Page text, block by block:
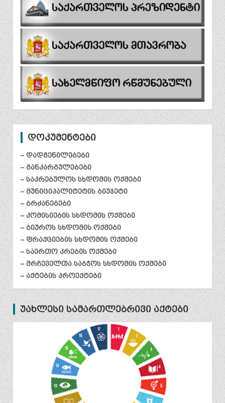
დოკუმენტები
– დადგენილებები
– განკარგულებები
– საკრებულოს სხდომის ოქმები
– მუნიციპალიტეტის ბიუჯეტი
– ბრძანებები
– კომისიების სხდომის ოქმები
– ბიუროს სხდომის ოქმები
– ფრაქციების სხდომის ოქმები
– საერთო კრების ოქმები
– მრჩეველთა საბჭოს სხდომის ოქმები
– აქტების პროექტები
უახლესი სამართლებრივი აქტები